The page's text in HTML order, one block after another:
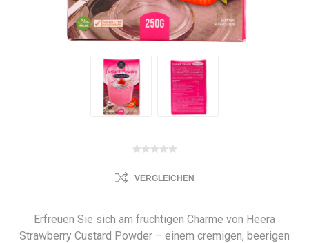
VERGLEICHEN
Erfreuen Sie sich am fruchtigen Charme von Heera
Strawberry Custard Powder – einem cremigen, beerigen